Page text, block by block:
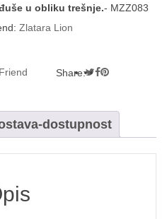
u obliku trešnje.- MZZ083
Zlatara Lion
Share:
dostupnost